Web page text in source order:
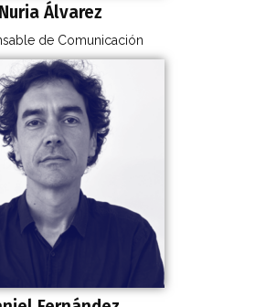
Nuria Álvarez
de Comunicación